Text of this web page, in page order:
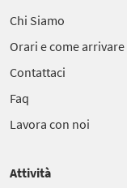
Chi Siamo
Orari e come arrivare
Contattaci
Faq
Lavora con noi
Attività